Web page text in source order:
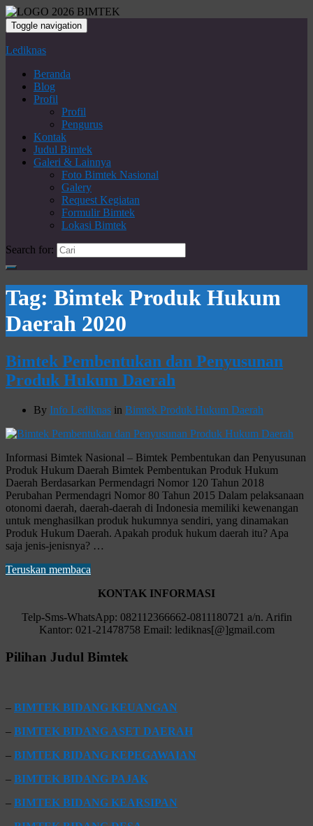
Toggle navigation
Lediknas
Beranda
Blog
Profil
Profil
Pengurus
Kontak
Judul Bimtek
Galeri & Lainnya
Foto Bimtek Nasional
Galery
Request Kegiatan
Formulir Bimtek
Lokasi Bimtek
Search for:
Tag: Bimtek Produk Hukum
Daerah 2020
Bimtek Pembentukan dan Penyusunan
Produk Hukum Daerah
By Info Lediknas in Bimtek Produk Hukum Daerah
Informasi Bimtek Nasional – Bimtek Pembentukan dan Penyusunan
Produk Hukum Daerah Bimtek Pembentukan Produk Hukum
Daerah Berdasarkan Permendagri Nomor 120 Tahun 2018
Perubahan Permendagri Nomor 80 Tahun 2015 Dalam pelaksanaan
otonomi daerah, daerah-daerah di Indonesia memiliki kewenangan
untuk menghasilkan produk hukumnya sendiri, yang dinamakan
Produk Hukum Daerah. Apakah produk hukum daerah itu? Apa
saja jenis-jenisnya? …
Teruskan membaca
KONTAK INFORMASI
Telp-Sms-WhatsApp: 082112366662-0811180721 a/n. Arifin
Kantor: 021-21478758 Email: lediknas[@]gmail.com
Pilihan Judul Bimtek
– BIMTEK BIDANG KEUANGAN
– BIMTEK BIDANG ASET DAERAH
– BIMTEK BIDANG KEPEGAWAIAN
– BIMTEK BIDANG PAJAK
– BIMTEK BIDANG KEARSIPAN